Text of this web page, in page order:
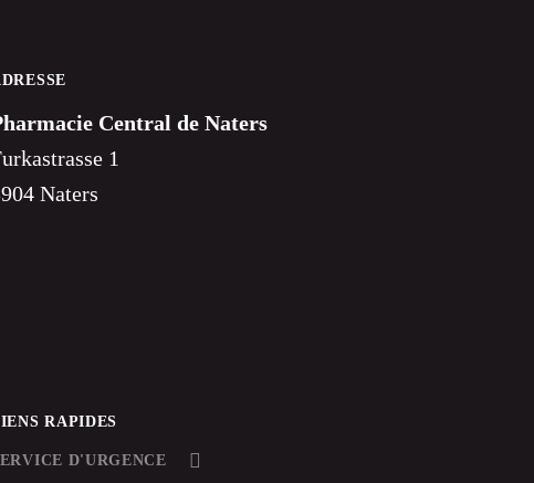
Central de Naters
1
Naters
RAPIDES
D'URGENCE